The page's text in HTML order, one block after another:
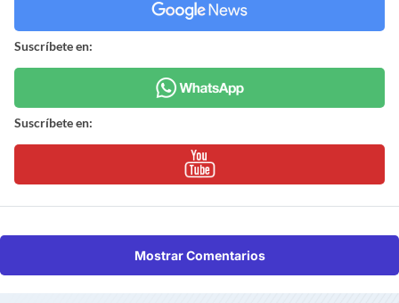
Suscríbete en:
Suscríbete en:
Mostrar Comentarios